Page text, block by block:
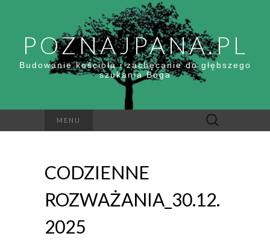
POZNAJPANA.PL
Budowanie kościoła i zachęcanie do głębszego
szukania Boga
MENU Szukaj:
CODZIENNE
ROZWAŻANIA_30.12.
2025